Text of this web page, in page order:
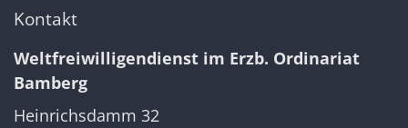
Kontakt
Weltfreiwilligendienst im Erzb. Ordinariat
Bamberg
Heinrichsdamm 32